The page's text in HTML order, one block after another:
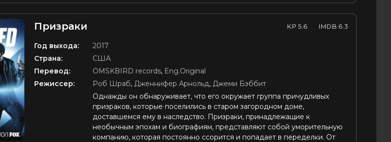
Призраки 5.6 6.3
Год выхода:
2017
Страна:
США
Перевод:
OMSKBIRD records, Eng.Original
Режиссер:
Роб Шраб, Дженнифер Арнольд, Джеми Бэббит
Однажды он обнаруживает, что его окружает группа причудливых
призраков, которые поселились в старом загородном доме,
доставшемся ему в наследство. Призраки, принадлежащие к
необычным эпохам и биографиям, представляют собой уморительную
компанию, которая постоянно ссорится и попадает в переделки. От